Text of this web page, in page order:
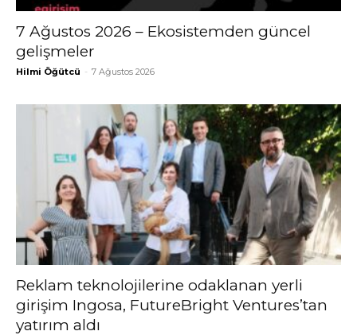
7 Ağustos 2026 – Ekosistemden güncel
gelişmeler
Hilmi Öğütcü - 7 Ağustos 2026
Reklam teknolojilerine odaklanan yerli
girişim Ingosa, FutureBright Ventures’tan
yatırım aldı